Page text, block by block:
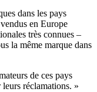
dans les pays
en Europe
très connues –
la même marque dans
de ces pays
réclamations. »